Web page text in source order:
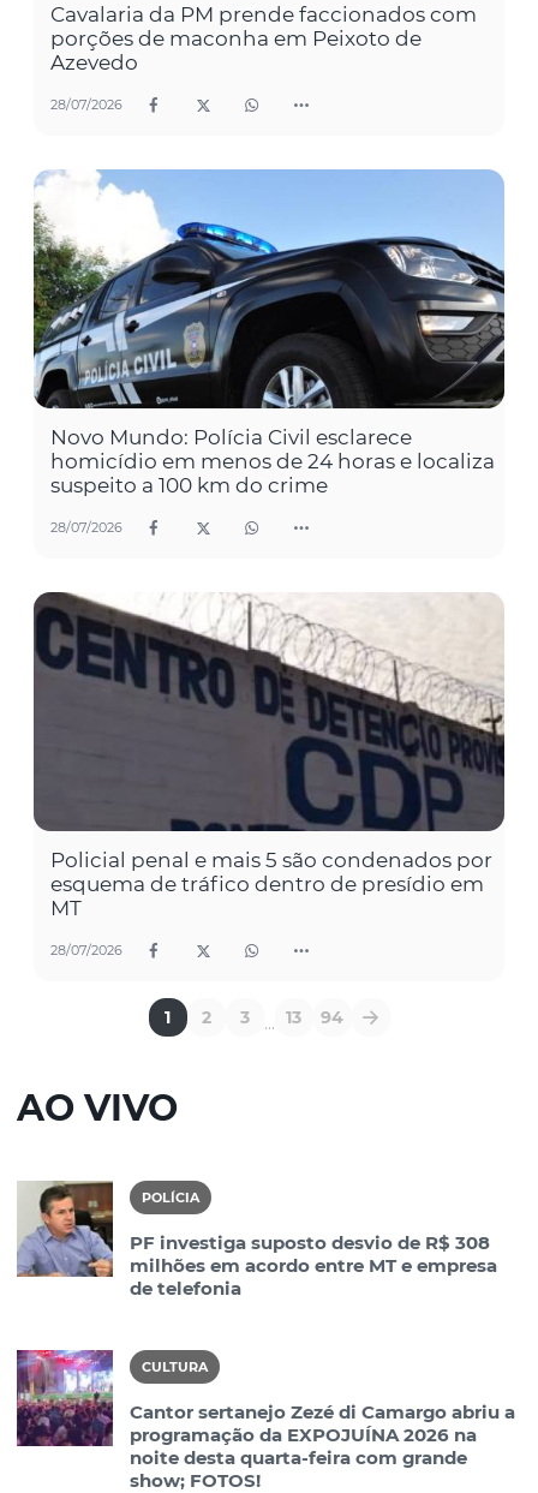
Cavalaria da PM prende faccionados com
porções de maconha em Peixoto de
Azevedo
28/07/2026
Novo Mundo: Polícia Civil esclarece
homicídio em menos de 24 horas e localiza
suspeito a 100 km do crime
28/07/2026
Policial penal e mais 5 são condenados por
esquema de tráfico dentro de presídio em
MT
28/07/2026
1 2 3 ... 13 94
AO VIVO
POLÍCIA
PF investiga suposto desvio de R$ 308
milhões em acordo entre MT e empresa
de telefonia
CULTURA
Cantor sertanejo Zezé di Camargo abriu a
programação da EXPOJUÍNA 2026 na
noite desta quarta-feira com grande
show; FOTOS!